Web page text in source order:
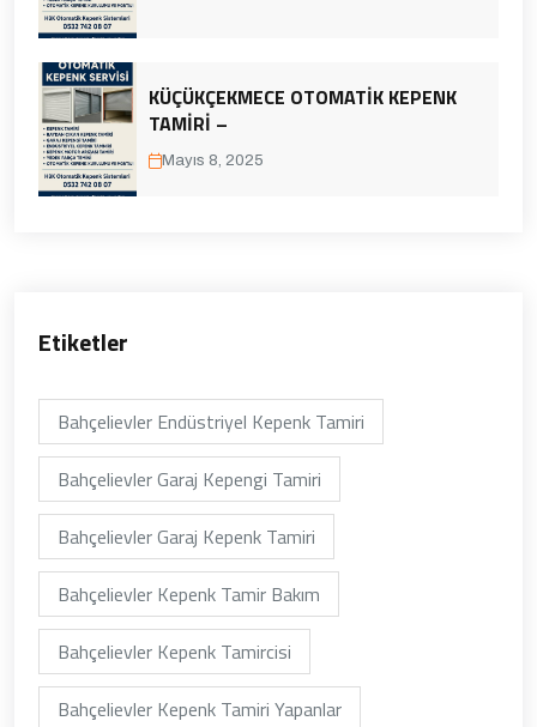
KÜÇÜKÇEKMECE OTOMATIK KEPENK
TAMIRI –
Mayıs 8, 2025
Etiketler
Bahçelievler Endüstriyel Kepenk Tamiri
Bahçelievler Garaj Kepengi Tamiri
Bahçelievler Garaj Kepenk Tamiri
Bahçelievler Kepenk Tamir Bakım
Bahçelievler Kepenk Tamircisi
Bahçelievler Kepenk Tamiri Yapanlar